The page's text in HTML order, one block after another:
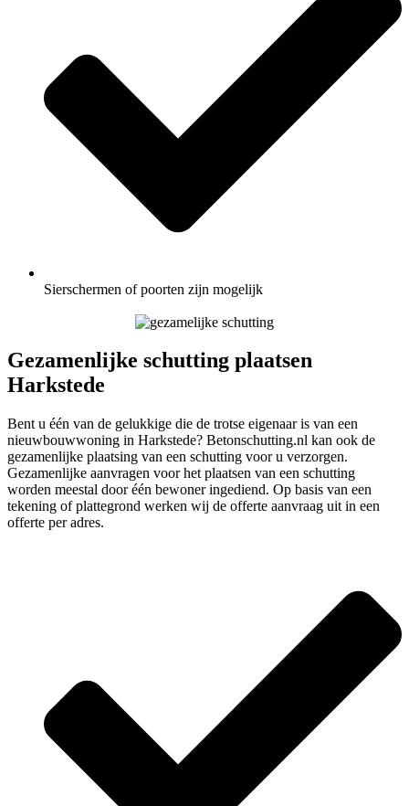
Sierschermen of poorten zijn mogelijk
Gezamenlijke schutting plaatsen
Harkstede
Bent u één van de gelukkige die de trotse eigenaar is van een
nieuwbouwwoning in Harkstede? Betonschutting.nl kan ook de
gezamenlijke plaatsing van een schutting voor u verzorgen.
Gezamenlijke aanvragen voor het plaatsen van een schutting
worden meestal door één bewoner ingediend. Op basis van een
tekening of plattegrond werken wij de offerte aanvraag uit in een
offerte per adres.